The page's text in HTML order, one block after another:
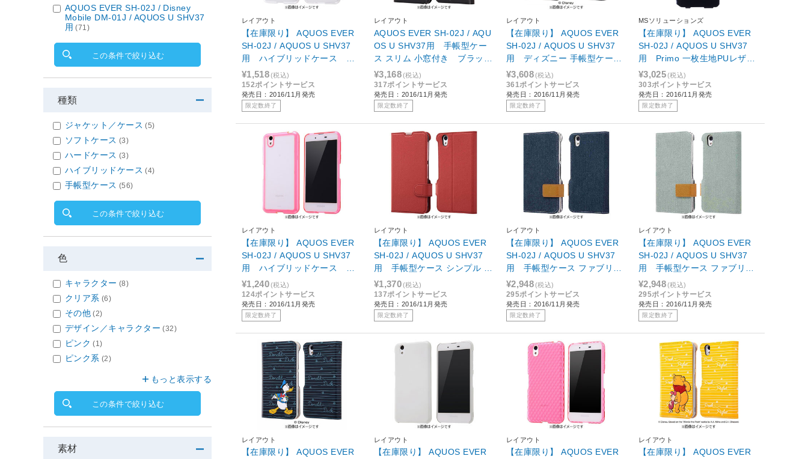
レイアウト
【在庫限り】 AQUOS EVER
SH-02J / AQUOS U SHV37
用 ハイブリッドケース ク
リア RT-AQJ2CC2/C
¥1,518(税込)
152ポイントサービス
発売日：2016/11月発売
限定数終了
レイアウト
AQUOS EVER SH-02J / AQU
OS U SHV37用 手帳型ケー
ス スリム 小窓付き ブラッ
ク RT-AQJ2SLC1/B
¥3,168(税込)
317ポイントサービス
発売日：2016/11月発売
限定数終了
レイアウト
【在庫限り】 AQUOS EVER
SH-02J / AQUOS U SHV37
用 ディズニー 手帳型ケース
スタンディング カーシヴ ミ
ッキー RT-DAQJ2T/MK
¥3,608(税込)
361ポイントサービス
発売日：2016/11月発売
限定数終了
MSソリューションズ
【在庫限り】 AQUOS EVER
SH-02J / AQUOS U SHV37
用 Primo 一枚生地PUレザー
ケース ブラック LEPLUS L
P-SH02JLFJBK
¥3,025(税込)
303ポイントサービス
発売日：2016/11月発売
限定数終了
レイアウト
【在庫限り】 AQUOS EVER
SH-02J / AQUOS U SHV37
用 ハイブリッドケース ビ
ビッドピンク RT-AQJ2CC2
VP
¥1,240(税込)
124ポイントサービス
発売日：2016/11月発売
限定数終了
レイアウト
【在庫限り】 AQUOS EVER
SH-02J / AQUOS U SHV37
用 手帳型ケース シンプル マ
グネット レッド RT-AQJ2
ELC1/R
¥1,370(税込)
137ポイントサービス
発売日：2016/11月発売
限定数終了
レイアウト
【在庫限り】 AQUOS EVER
SH-02J / AQUOS U SHV37
用 手帳型ケース ファブリッ
ク デニム インディゴブル
ー RT-AQJ2FBC5/IN
¥2,948(税込)
295ポイントサービス
発売日：2016/11月発売
限定数終了
レイアウト
【在庫限り】 AQUOS EVER
SH-02J / AQUOS U SHV37
用 手帳型ケース ファブリッ
ク デニム アイスブルー RT
-AQJ2FBC5/IA
¥2,948(税込)
295ポイントサービス
発売日：2016/11月発売
限定数終了
レイアウト
【在庫限り】 AQUOS EVER
レイアウト
【在庫限り】 AQUOS EVER
レイアウト
【在庫限り】 AQUOS EVER
レイアウト
【在庫限り】 AQUOS EVER
AQUOS EVER SH-02J / Disney
Mobile DM-01J / AQUOS U SHV37
用 (71)
この条件で絞り込む
種類
ジャケット／ケース (5)
ソフトケース (3)
ハードケース (3)
ハイブリッドケース (4)
手帳型ケース (56)
この条件で絞り込む
色
キャラクター (8)
クリア系 (6)
その他 (2)
デザイン／キャラクター (32)
ピンク (1)
ピンク系 (2)
もっと表示する
この条件で絞り込む
素材